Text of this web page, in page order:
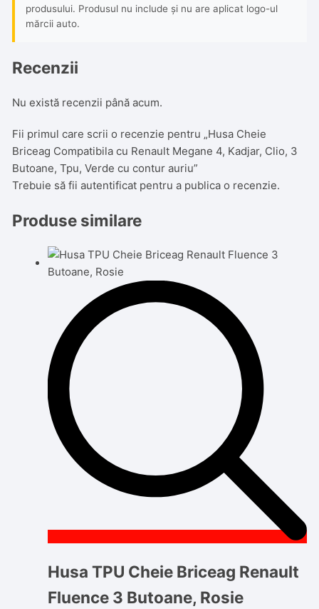
produsului. Produsul nu include și nu are aplicat logo-ul
mărcii auto.
Recenzii
Nu există recenzii până acum.
Fii primul care scrii o recenzie pentru „Husa Cheie
Briceag Compatibila cu Renault Megane 4, Kadjar, Clio, 3
Butoane, Tpu, Verde cu contur auriu”
Trebuie să fiiautentificat pentru a publica o recenzie.
Produse similare
Husa TPU Cheie Briceag Renault
Fluence 3 Butoane, Rosie